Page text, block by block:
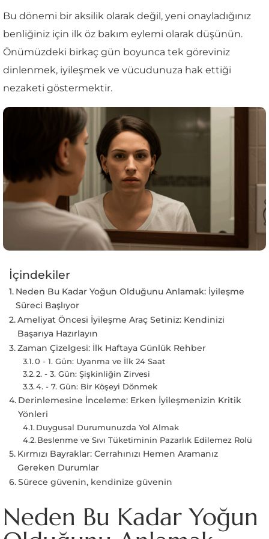
Bu dönemi bir aksilik olarak değil, yeni onayladığınız
benliğiniz için ilk öz bakım eylemi olarak düşünün.
Önümüzdeki birkaç gün boyunca tek göreviniz
dinlenmek, iyileşmek ve vücudunuza hak ettiği
nezaketi göstermektir.
İçindekiler
Neden Bu Kadar Yoğun Olduğunu Anlamak: İyileşme
Süreci Başlıyor
Ameliyat Öncesi İyileşme Araç Setiniz: Kendinizi
Başarıya Hazırlayın
Zaman Çizelgesi: İlk Haftaya Günlük Rehber
0 - 1. Gün: Uyanma ve İlk 24 Saat
2. - 3. Gün: Şişkinliğin Zirvesi
4. - 7. Gün: Bir Köşeyi Dönmek
Derinlemesine İnceleme: Erken İyileşmenizin Kritik
Yönleri
Duygusal Durumunuzda Yol Almak
Beslenme ve Sıvı Tüketiminin Pazarlık Edilemez Rolü
Kırmızı Bayraklar: Cerrahınızı Hemen Aramanız
Gereken Durumlar
Sürece güvenin, kendinize güvenin
Neden Bu Kadar Yoğun